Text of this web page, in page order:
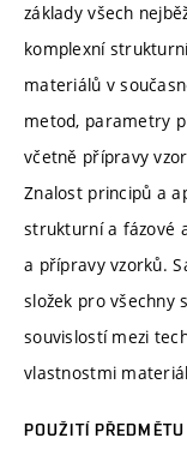
základy všech
komplexní
materiálů v
metod, parametry
včetně přípravy
Znalost principů a
strukturní a fázové
a přípravy vzorků.
složek pro všechny
souvislostí mezi
vlastnostmi
POUŽITÍ